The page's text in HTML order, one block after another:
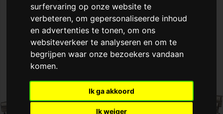
surfervaring op onze website te
verbeteren, om gepersonaliseerde inhoud
en advertenties te tonen, om ons
websiteverkeer te analyseren en om te
begrijpen waar onze bezoekers vandaan
komen.
Ik ga akkoord
Ik weiger